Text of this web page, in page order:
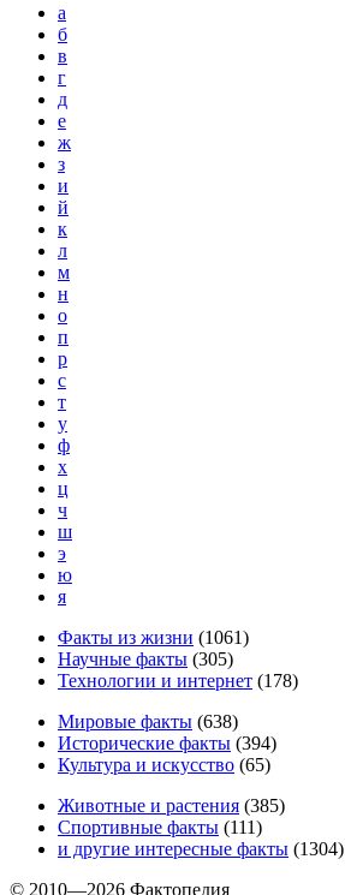
а
б
в
г
д
е
ж
з
и
й
к
л
м
н
о
п
р
с
т
у
ф
х
ц
ч
ш
э
ю
я
Факты из жизни (1061)
Научные факты (305)
Технологии и интернет (178)
Мировые факты (638)
Исторические факты (394)
Культура и искусство (65)
Животные и растения (385)
Спортивные факты (111)
и другие интересные факты (1304)
© 2010—2026 Фактопедия